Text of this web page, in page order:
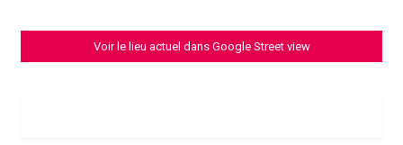
Voir le lieu actuel dans Google Street view